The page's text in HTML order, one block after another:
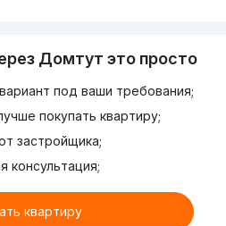
Домтут это просто
под ваши требования;
покупать квартиру;
застройщика;
консультация;
квартиру